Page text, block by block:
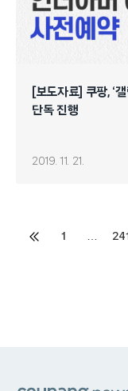
[보도자료] 쿠팡, ‘
단독 진행
2019. 11. 21.
Posts
이전
1 … 241